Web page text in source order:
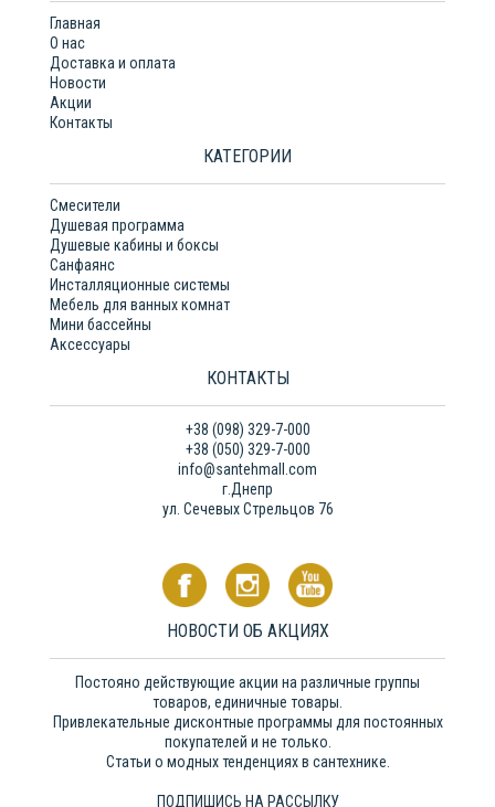
Главная
О нас
Доставка и оплата
Новости
Акции
Контакты
КАТЕГОРИИ
Смесители
Душевая программа
Душевые кабины и боксы
Санфаянс
Инсталляционные системы
Мебель для ванных комнат
Мини бассейны
Аксессуары
КОНТАКТЫ
+38 (098) 329-7-000
+38 (050) 329-7-000
info@santehmall.com
г.Днепр
ул. Сечевых Стрельцов 76
НОВОСТИ ОБ АКЦИЯХ
Постояно действующие акции на различные группы
товаров, единичные товары.
Привлекательные дисконтные программы для постоянных
покупателей и не только.
Статьи о модных тенденциях в сантехнике.
ПОДПИШИСЬ НА РАССЫЛКУ